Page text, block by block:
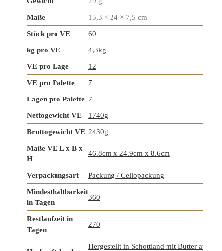
Maße 15,3 × 24 × 7,5 cm
Stück pro VE 60
kg pro VE 4,3kg
VE pro Lage 12
VE pro Palette 7
Lagen pro Palette 7
Nettogewicht VE 1740g
Bruttogewicht VE 2430g
Maße VE L x B x
H
46.8cm x 24.9cm x 8.6cm
Verpackungsart Packung / Cellopackung
Mindesthaltbarkeit
in Tagen
360
Restlaufzeit in
Tagen
270
Hergestellt in Schottland mit Butter aus